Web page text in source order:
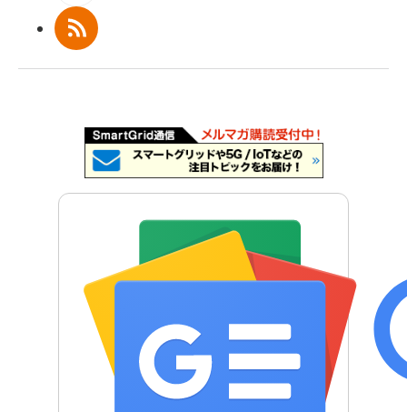
RSS